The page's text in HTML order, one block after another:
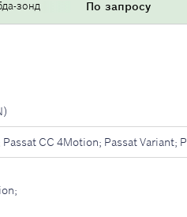
зонд По запросу
CC 4Motion; Passat Variant;